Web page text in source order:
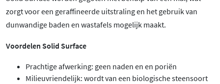
zorgt voor een geraffineerde uitstraling en het gebruik van
dunwandige baden en wastafels mogelijk maakt.
Voordelen Solid Surface
Prachtige afwerking: geen naden en en poriën
Milieuvriendelijk: wordt van een biologische steensoort